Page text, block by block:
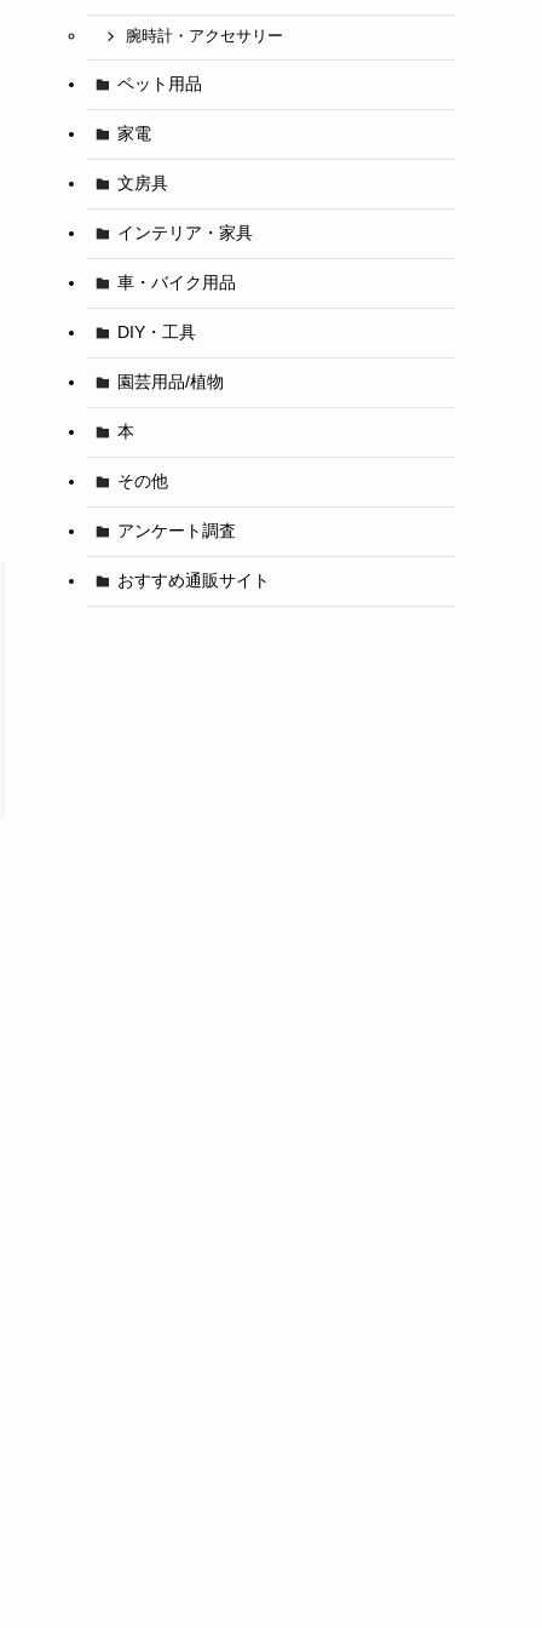
腕時計・アクセサリー
ペット用品
家電
文房具
インテリア・家具
車・バイク用品
DIY・工具
園芸用品/植物
本
その他
アンケート調査
おすすめ通販サイト